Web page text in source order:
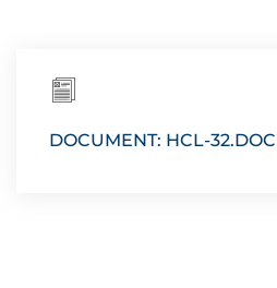
DOCUMENT: HCL-32.DOC